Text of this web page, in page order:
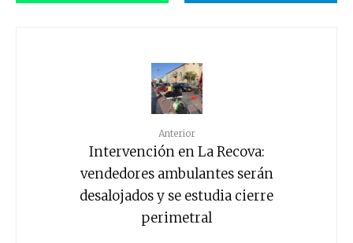
Anterior
Intervención en La Recova:
vendedores ambulantes serán
desalojados y se estudia cierre
perimetral